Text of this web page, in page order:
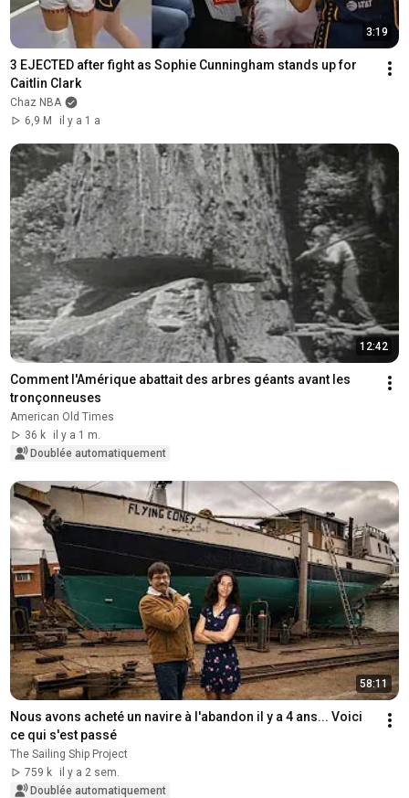
3:19
3 EJECTED after fight as Sophie Cunningham stands up for
Caitlin Clark
Chaz NBA
6,9 M
il y a 1 a
12:42
Comment l'Amérique abattait des arbres géants avant les
tronçonneuses
American Old Times
36 k
il y a 1 m.
Doublée automatiquement
58:11
Nous avons acheté un navire à l'abandon il y a 4 ans... Voici
ce qui s'est passé
The Sailing Ship Project
759 k
il y a 2 sem.
Doublée automatiquement